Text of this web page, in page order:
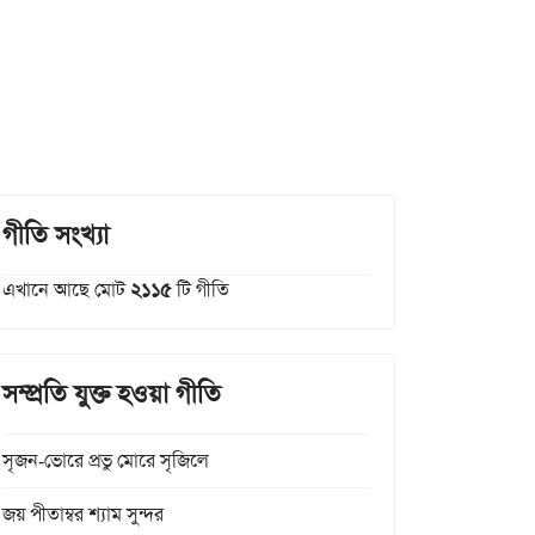
গীতি সংখ্যা
এখানে আছে মোট২১১৫টি গীতি
সম্প্রতি যুক্ত হওয়া গীতি
সৃজন-ভোরে প্রভু মোরে সৃজিলে
জয় পীতাম্বর শ্যাম সুন্দর